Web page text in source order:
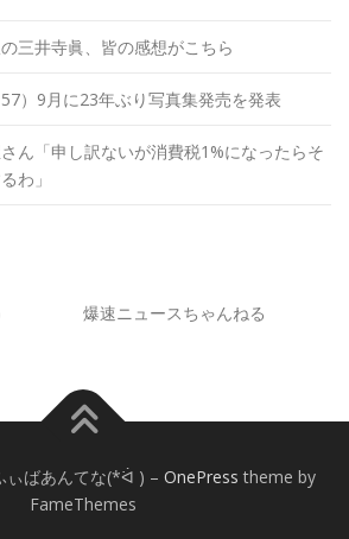
三井寺眞、皆の感想がこちら
）9月に23年ぶり写真集発売を発表
ん「申し訳ないが消費税1%になったらそ
わ」
爆速ニュースちゃんねる
ばあんてな(*ᐛ ) – OnePress theme by
FameThemes